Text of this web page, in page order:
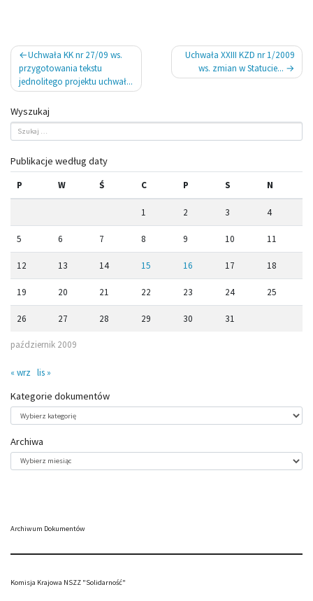
Nawigacja
wpisu
Uchwała KK nr 27/09 ws.
przygotowania tekstu
jednolitego projektu uchwał...
Uchwała XXIII KZD nr 1/2009
ws. zmian w Statucie...
Wyszukaj
Publikacje według daty
październik 2009
P W Ś C P S N
1 2 3 4
5 6 7 8 9 10 11
12 13 14 15 16 17 18
19 20 21 22 23 24 25
26 27 28 29 30 31
« wrz lis »
Kategorie dokumentów
dokumentów
Archiwa
Archiwa
Archiwum Dokumentów
Komisja Krajowa NSZZ "Solidarność"